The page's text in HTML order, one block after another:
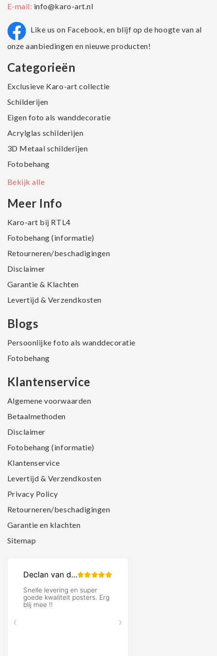
E-mail: info@karo-art.nl
Like us on Facebook, en blijf op de hoogte van al
onze aanbiedingen en nieuwe producten!
Categorieën
Exclusieve Karo-art collectie
Schilderijen
Eigen foto als wanddecoratie
Acrylglas schilderijen
3D Metaal schilderijen
Fotobehang
Bekijk alle
Meer Info
Karo-art bij RTL4
Fotobehang (informatie)
Retourneren/beschadigingen
Disclaimer
Garantie & Klachten
Levertijd & Verzendkosten
Blogs
Persoonlijke foto als wanddecoratie
Fotobehang
Klantenservice
Algemene voorwaarden
Betaalmethoden
Disclaimer
Fotobehang (informatie)
Klantenservice
Levertijd & Verzendkosten
Privacy Policy
Retourneren/beschadigingen
Garantie en klachten
Sitemap